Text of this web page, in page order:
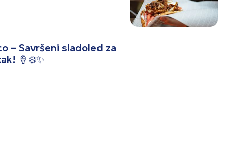
– Savršeni sladoled za
🍦❄️✨